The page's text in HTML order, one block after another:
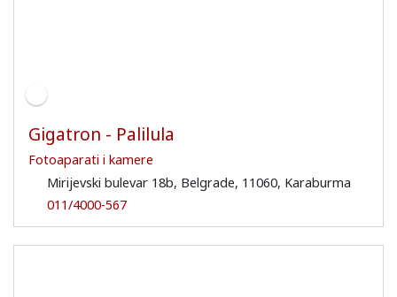
Gigatron - Palilula
Fotoaparati i kamere
Mirijevski bulevar 18b, Belgrade, 11060, Karaburma
011/4000-567